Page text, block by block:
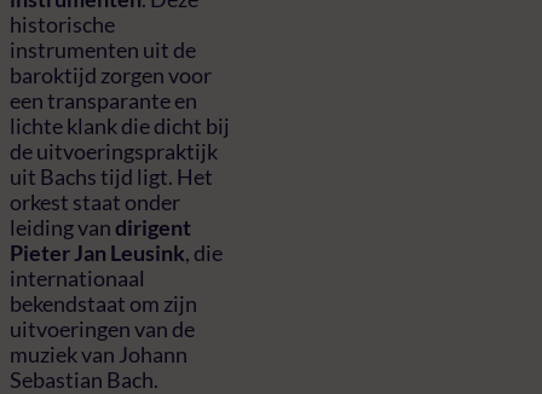
historische
instrumenten uit de
baroktijd zorgen voor
een transparante en
lichte klank die dicht bij
de uitvoeringspraktijk
uit Bachs tijd ligt. Het
orkest staat onder
leiding vandirigent
Pieter Jan Leusink, die
internationaal
bekendstaat om zijn
uitvoeringen van de
muziek van Johann
Sebastian Bach.